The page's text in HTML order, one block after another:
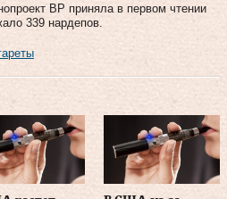
ВР приняла в первом чтении
339 нардепов.